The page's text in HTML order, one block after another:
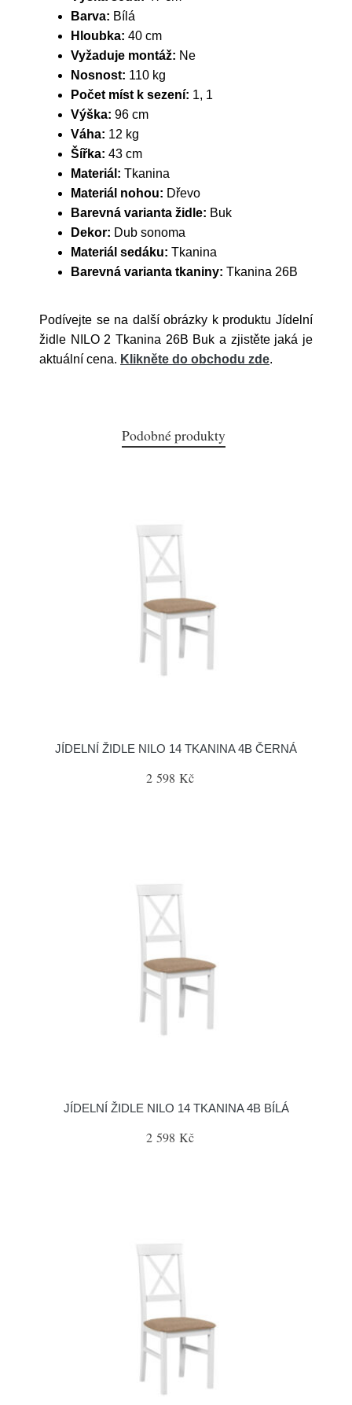
Barva: Bílá
Hloubka: 40 cm
Vyžaduje montáž: Ne
Nosnost: 110 kg
Počet míst k sezení: 1, 1
Výška: 96 cm
Váha: 12 kg
Šířka: 43 cm
Materiál: Tkanina
Materiál nohou: Dřevo
Barevná varianta židle: Buk
Dekor: Dub sonoma
Materiál sedáku: Tkanina
Barevná varianta tkaniny: Tkanina 26B
Podívejte se na další obrázky k produktu Jídelní
židle NILO 2 Tkanina 26B Buk a zjistěte jaká je
aktuální cena. Klikněte do obchodu zde.
Podobné produkty
JÍDELNÍ ŽIDLE NILO 14 TKANINA 4B ČERNÁ
2 598 Kč
JÍDELNÍ ŽIDLE NILO 14 TKANINA 4B BÍLÁ
2 598 Kč